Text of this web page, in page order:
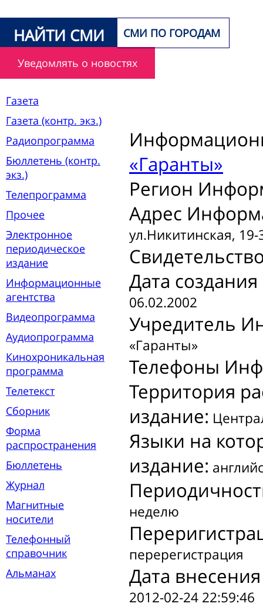
НАЙТИ СМИ СМИ ПО ГОРОДАМ
Уведомлять о новостях
Газета
Газета (контр. экз.)
Радиопрограмма
Бюллетень (контр.
экз.)
Телепрограмма
Прочее
Электронное
периодическое
издание
Информационные
агентства
Видеопрограмма
Аудиопрограмма
Кинохроникальная
программа
Телетекст
Сборник
Форма
распространения
Бюллетень
Журнал
Магнитные
носители
Телефонный
справочник
Альманах
«Гаранты»
Регион
Адрес
ул.Никитинская, 19-
Дата
06.02.2002
Учредитель
«Гаранты»
Телефоны
Территория
издание:
Языки на
издание:
неделю
перерегистрация
Дата
2012-02-24 22:59:46